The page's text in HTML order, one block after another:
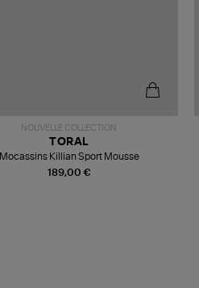
NOUVELLE COLLECTION
189,00 €
TORAL
Mocassins Killian Sport Mousse